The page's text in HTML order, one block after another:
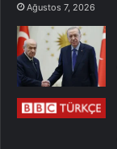
Ağustos 7, 2026